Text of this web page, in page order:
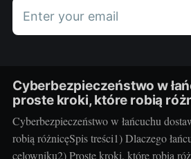
Enter your email
Cyberbezpieczeństwo w
proste kroki, które robią
Cyberbezpieczeństwo w łańcuchu
robią różnicęSpis treści1) Dlaczego
celowniku2) Proste kroki, które robią